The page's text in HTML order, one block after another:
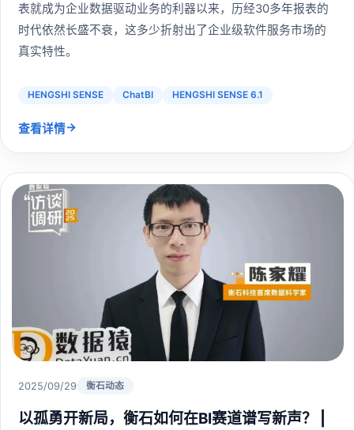
表就成为企业数据驱动业务的利器以来，历经30多年报表的
时代依然长盛不衰，这多少折射出了企业级软件服务市场的
真实特性。
HENGSHI SENSE ChatBI HENGSHI SENSE 6.1
查看详情→
2025/09/29 衡石动态
以孤勇开新局，衡石如何在BI赛道谱写新声？ |